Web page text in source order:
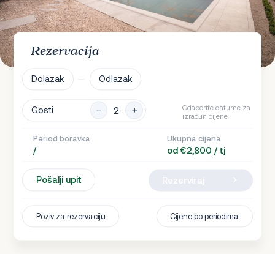
Rezervacija
Dolazak Odlazak
Gosti
Odaberite datume za
izračun cijene
Period boravka
/
Ukupna cijena
od €2,800 / tj
Pošalji upit
Poziv za rezervaciju Cijene po periodima